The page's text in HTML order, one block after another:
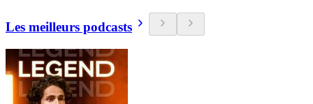
Les meilleurs podcasts